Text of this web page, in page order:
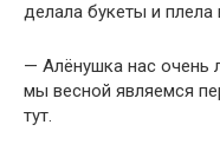
делала букеты и
— Алёнушка нас
мы весной являемся
тут.